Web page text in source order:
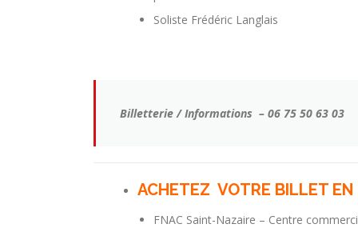
Soliste Frédéric Langlais
Billetterie / Informations – 06 75 50 63 03
ACHETEZ VOTRE BILLET EN
FNAC Saint-Nazaire – Centre